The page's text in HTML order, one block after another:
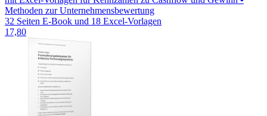
Methoden zur Unternehmensbewertung
32 Seiten E-Book und 18 Excel-Vorlagen
17,80